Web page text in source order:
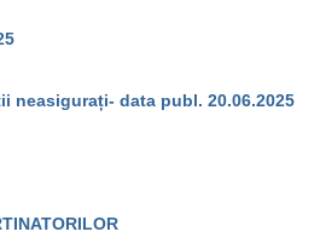
neasigurați- data publ. 20.06.2025